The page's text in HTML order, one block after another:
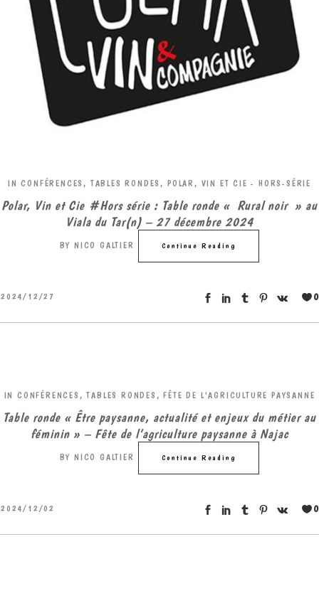
IN CONFÉRENCES, TABLES RONDES , POLAR, VIN ET CIE - HORS-SÉRIE
Polar, Vin et Cie #Hors série : Table ronde « Rural noir » au
Viala du Tar(n) – 27 décembre 2024
BY NICO GALTIER Continue Reading
2024/12/27 0
IN CONFÉRENCES, TABLES RONDES , FÊTE DE L'AGRICULTURE PAYSANNE
Table ronde « Être paysanne, actualité et enjeux du métier au
féminin » – Fête de l’agriculture paysanne à Najac
BY NICO GALTIER Continue Reading
2024/12/02 0